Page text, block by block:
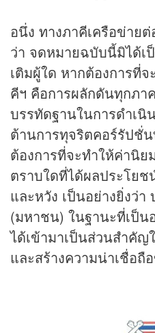
อนึ่ง ทางภาคีเครือข่าย
ว่า จดหมายฉบับนี้มิได้เ
เติมผู้ใด หากต้องการที่
คีฯ คือการผลักดันทุกภา
บรรทัดฐานในการดำเนิ
ต้านการทุจริตคอร์รัปชั่
ต้องการที่จะทำให้ค่านิ
ตราบใดที่ได้ผลประโย
และหวัง เป็นอย่างยิ่งว่
(มหาชน) ในฐานะที่เป็น
ได้เข้ามาเป็นส่วนสำคั
และสร้างความน่าเชื่อถื